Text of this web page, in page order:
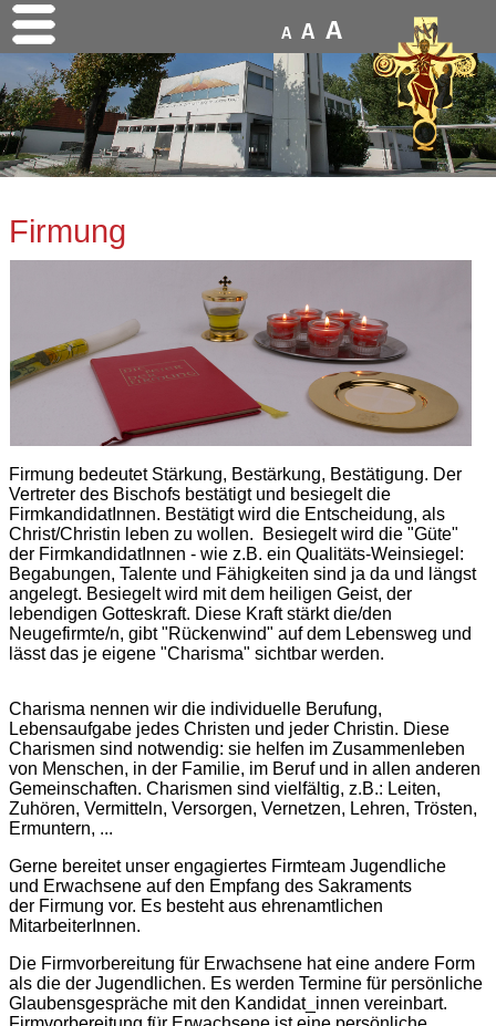
A A A
Firmung
Firmung bedeutet Stärkung, Bestärkung, Bestätigung. Der
Vertreter des Bischofs bestätigt und besiegelt die
FirmkandidatInnen. Bestätigt wird die Entscheidung, als
Christ/Christin leben zu wollen. Besiegelt wird die "Güte"
der FirmkandidatInnen - wie z.B. ein Qualitäts-Weinsiegel:
Begabungen, Talente und Fähigkeiten sind ja da und längst
angelegt. Besiegelt wird mit dem heiligen Geist, der
lebendigen Gotteskraft. Diese Kraft stärkt die/den
Neugefirmte/n, gibt "Rückenwind" auf dem Lebensweg und
lässt das je eigene "Charisma" sichtbar werden.
Charisma nennen wir die individuelle Berufung,
Lebensaufgabe jedes Christen und jeder Christin. Diese
Charismen sind notwendig: sie helfen im Zusammenleben
von Menschen, in der Familie, im Beruf und in allen anderen
Gemeinschaften. Charismen sind vielfältig, z.B.: Leiten,
Zuhören, Vermitteln, Versorgen, Vernetzen, Lehren, Trösten,
Ermuntern, ...
Gerne bereitet unser engagiertes Firmteam Jugendliche
und Erwachsene auf den Empfang des Sakraments
der Firmung vor. Es besteht aus ehrenamtlichen
MitarbeiterInnen.
Die Firmvorbereitung für Erwachsene hat eine andere Form
als die der Jugendlichen. Es werden Termine für persönliche
Glaubensgespräche mit den Kandidat_innen vereinbart.